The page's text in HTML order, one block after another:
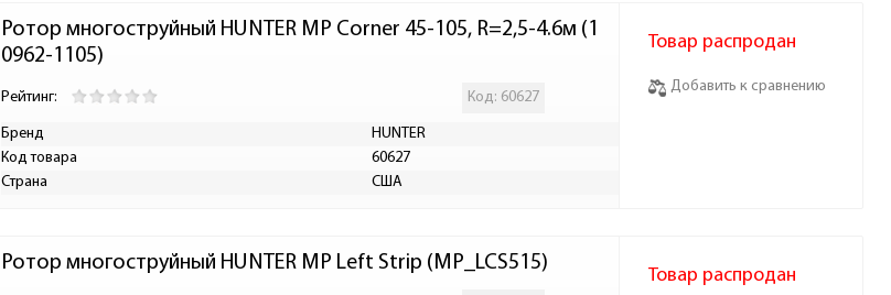
Ротор многоструйный HUNTER MP Corner 45-105, R=2,5-4.6м (1
0962-1105)
Рейтинг: Код: 60627
Бренд
HUNTER
Код товара
60627
Страна
США
Товар распродан
Добавить к сравнению
Ротор многоструйный HUNTER MP Left Strip (MP_LCS515)
Товар распродан